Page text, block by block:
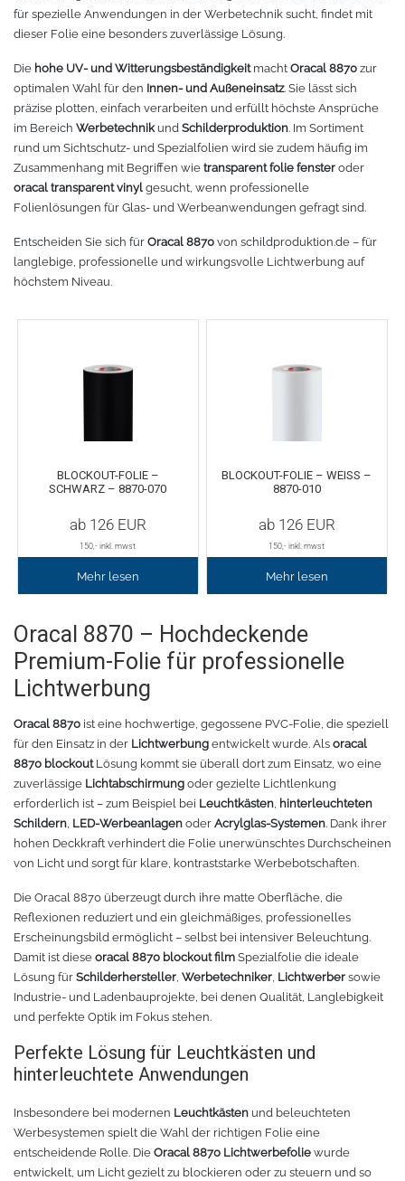
Sublimationsdrucker
Stickmaschinen
3D-Drucker
Oracal 961
Oracal 970 Matt
Oracal 970RA
Oracal 975
Oracal 451
Oracal 638
Spezialfolie
Oralite 5600E
Oralite 5700
Oracal 8300
Oracal 8870
Oralux 9300
Oramask
Oraguard Laminierfolie
Glasdekorationsfolie
Magnetfolie
Antigraffiti-Folie
Tafelfolie
Verschiedene Spezialfolien
Textilfolie
P-Cut
Mimaki
Mutoh
Summagraphic
Redsail
GCC - Expert/Puma/Jaguar
Brother
Schneideplotter
Transferpressen
Messer
Pinzette
Schere
Lineale
Lineal Zubehör
Schneidematten
Schildwerkzeug
Montagewerkzeug
Trommeln
Schaber
Verschiedenes
Caps
Taschen
Tüten
Ausrüstung und Kleidung
Fleece
Bodywarmer
Sols
Stormtech
Anmelden
für spezielle Anwendungen in der Werbetechnik sucht, findet mit
dieser Folie eine besonders zuverlässige Lösung.
Die hohe UV- und Witterungsbeständigkeitmacht Oracal 8870 zur
optimalen Wahl für den Innen- und Außeneinsatz. Sie lässt sich
präzise plotten, einfach verarbeiten und erfüllt höchste Ansprüche
im Bereich Werbetechnikund Schilderproduktion. Im Sortiment
rund um Sichtschutz- und Spezialfolien wird sie zudem häufig im
Zusammenhang mit Begriffen wie transparent folie fenster oder
oracal transparent vinyl gesucht, wenn professionelle
Folienlösungen für Glas- und Werbeanwendungen gefragt sind.
Entscheiden Sie sich für Oracal 8870 von schildproduktion.de – für
langlebige, professionelle und wirkungsvolle Lichtwerbung auf
höchstem Niveau.
BLOCKOUT-FOLIE –
SCHWARZ – 8870-070
ab 126EUR
150 ,- inkl. mwst
Mehr lesen
BLOCKOUT-FOLIE – WEISS – 8
870-010
ab 126EUR
150 ,- inkl. mwst
Mehr lesen
Oracal 8870 – Hochdeckende
Premium-Folie für professionelle
Lichtwerbung
Oracal 8870 ist eine hochwertige, gegossene PVC-Folie, die speziell
für den Einsatz in der Lichtwerbung entwickelt wurde. Als oracal
8870 blockoutLösung kommt sie überall dort zum Einsatz, wo eine
zuverlässige Lichtabschirmung oder gezielte Lichtlenkung
erforderlich ist – zum Beispiel bei Leuchtkästen, hinterleuchteten
Schildern, LED-Werbeanlagen oder Acrylglas-Systemen. Dank ihrer
hohen Deckkraft verhindert die Folie unerwünschtes Durchscheinen
von Licht und sorgt für klare, kontraststarke Werbebotschaften.
Die Oracal 8870 überzeugt durch ihre matte Oberfläche, die
Reflexionen reduziert und ein gleichmäßiges, professionelles
Erscheinungsbild ermöglicht – selbst bei intensiver Beleuchtung.
Damit ist diese oracal 8870 blockout film Spezialfolie die ideale
Lösung für Schilderhersteller, Werbetechniker, Lichtwerber sowie
Industrie- und Ladenbauprojekte, bei denen Qualität, Langlebigkeit
und perfekte Optik im Fokus stehen.
Perfekte Lösung für Leuchtkästen und
hinterleuchtete Anwendungen
Insbesondere bei modernen Leuchtkästen und beleuchteten
Werbesystemen spielt die Wahl der richtigen Folie eine
entscheidende Rolle. Die Oracal 8870 Lichtwerbefolie wurde
entwickelt, um Licht gezielt zu blockieren oder zu steuern und so